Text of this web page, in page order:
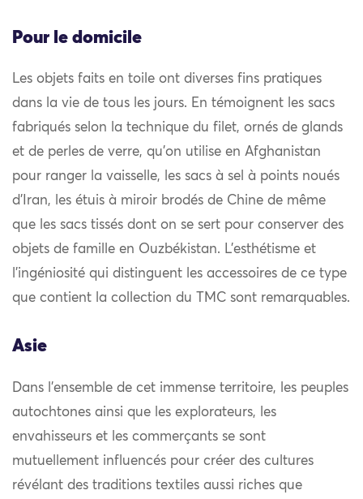
Pour le domicile
Les objets faits en toile ont diverses fins pratiques
dans la vie de tous les jours. En témoignent les sacs
fabriqués selon la technique du filet, ornés de glands
et de perles de verre, qu’on utilise en Afghanistan
pour ranger la vaisselle, les sacs à sel à points noués
d’Iran, les étuis à miroir brodés de Chine de même
que les sacs tissés dont on se sert pour conserver des
objets de famille en Ouzbékistan. L’esthétisme et
l’ingéniosité qui distinguent les accessoires de ce type
que contient la collection du TMC sont remarquables.
Asie
Dans l’ensemble de cet immense territoire, les peuples
autochtones ainsi que les explorateurs, les
envahisseurs et les commerçants se sont
mutuellement influencés pour créer des cultures
révélant des traditions textiles aussi riches que